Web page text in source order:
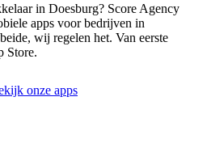
in Doesburg? Score Agency
apps voor bedrijven in
wij regelen het. Van eerste
Store.
onze apps